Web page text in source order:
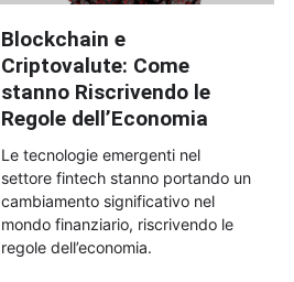
Blockchain e
Criptovalute: Come
stanno Riscrivendo le
Regole dell’Economia
Le tecnologie emergenti nel
settore fintech stanno portando un
cambiamento significativo nel
mondo finanziario, riscrivendo le
regole dell’economia.